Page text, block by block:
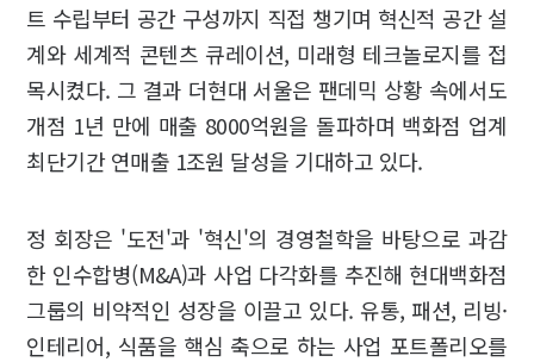
트 수립부터 공간 구성까지 직접 챙기며 혁신적 공간 설
계와 세계적 콘텐츠 큐레이션, 미래형 테크놀로지를 접
목시켰다. 그 결과 더현대 서울은 팬데믹 상황 속에서도
개점 1년 만에 매출 8000억원을 돌파하며 백화점 업계
최단기간 연매출 1조원 달성을 기대하고 있다.
정 회장은 '도전'과 '혁신'의 경영철학을 바탕으로 과감
한 인수합병(M&A)과 사업 다각화를 추진해 현대백화점
그룹의 비약적인 성장을 이끌고 있다. 유통, 패션, 리빙·
인테리어, 식품을 핵심 축으로 하는 사업 포트폴리오를